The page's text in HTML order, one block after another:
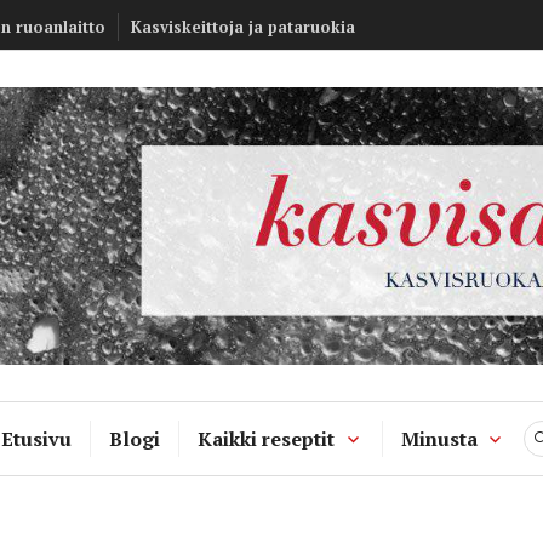
ruoanlaitto Kasviskeittoja ja pataruokia
Kasvisannos –
Etusivu Blogi Kaikki reseptit Minusta